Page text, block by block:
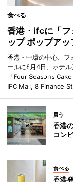
食べる
香港・ifcに「フ
ップ ポップアッ
香港・中環の中心、フ
ールに8月4日、ホテ
「Four Seasons
IFC Mall, 8 Finance
買う
香港
コン
食べる
香港